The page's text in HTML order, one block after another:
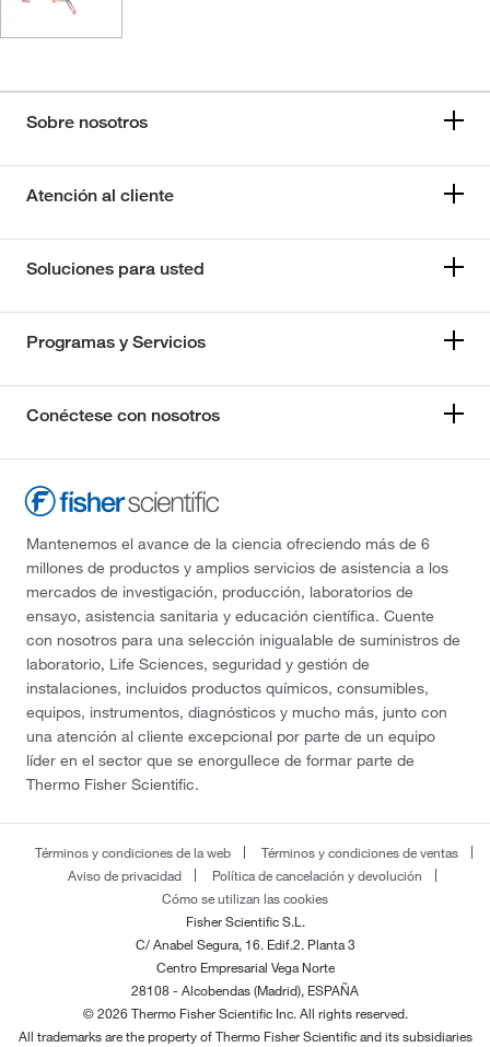
Sobre nosotros
Atención al cliente
Soluciones para usted
Programas y Servicios
Conéctese con nosotros
Mantenemos el avance de la ciencia ofreciendo más de 6
millones de productos y amplios servicios de asistencia a los
mercados de investigación, producción, laboratorios de
ensayo, asistencia sanitaria y educación científica. Cuente
con nosotros para una selección inigualable de suministros de
laboratorio, Life Sciences, seguridad y gestión de
instalaciones, incluidos productos químicos, consumibles,
equipos, instrumentos, diagnósticos y mucho más, junto con
una atención al cliente excepcional por parte de un equipo
líder en el sector que se enorgullece de formar parte de
Thermo Fisher Scientific.
Términos y condiciones de la web
Términos y condiciones de ventas
Aviso de privacidad
Política de cancelación y devolución
Cómo se utilizan las cookies
Fisher Scientific S.L.
C/ Anabel Segura, 16. Edif.2. Planta 3
Centro Empresarial Vega Norte
28108 - Alcobendas (Madrid), ESPAÑA
© 2026 Thermo Fisher Scientific Inc. All rights reserved.
All trademarks are the property of Thermo Fisher Scientific and its subsidiaries